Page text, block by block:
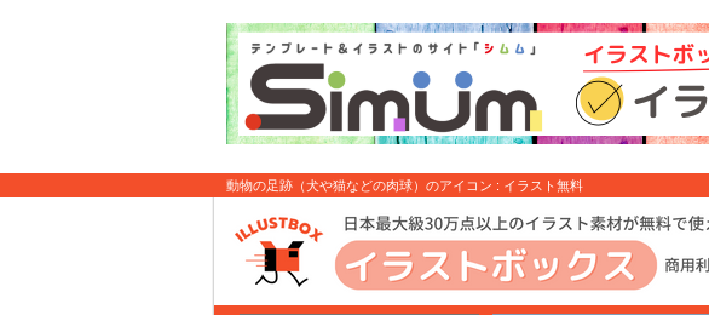
動物の足跡（犬や猫などの肉球）のアイコン : イラスト無料